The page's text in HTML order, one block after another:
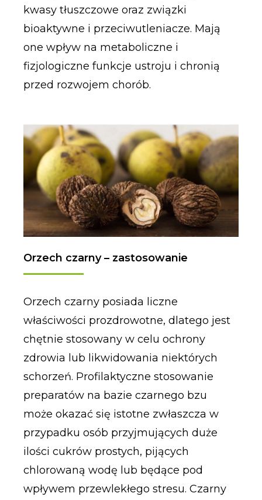
kwasy tłuszczowe oraz związki
bioaktywne i przeciwutleniacze. Mają
one wpływ na metaboliczne i
fizjologiczne funkcje ustroju i chronią
przed rozwojem chorób.
Orzech czarny – zastosowanie
Orzech czarny posiada liczne
właściwości prozdrowotne, dlatego jest
chętnie stosowany w celu ochrony
zdrowia lub likwidowania niektórych
schorzeń. Profilaktyczne stosowanie
preparatów na bazie czarnego bzu
może okazać się istotne zwłaszcza w
przypadku osób przyjmujących duże
ilości cukrów prostych, pijących
chlorowaną wodę lub będące pod
wpływem przewlekłego stresu. Czarny